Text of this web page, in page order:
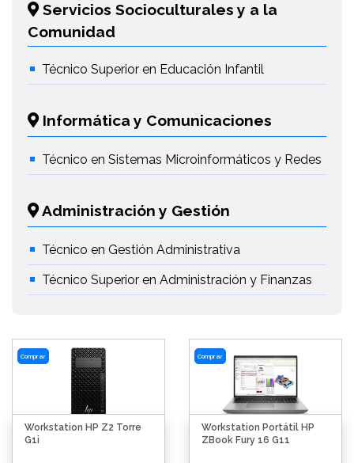
Servicios Socioculturales y a la
Comunidad
Técnico Superior en Educación Infantil
Informática y Comunicaciones
Técnico en Sistemas Microinformáticos y Redes
Administración y Gestión
Técnico en Gestión Administrativa
Técnico Superior en Administración y Finanzas
Comprar
Workstation HP Z2 Torre
G1i
Comprar
Workstation Portátil HP
ZBook Fury 16 G11